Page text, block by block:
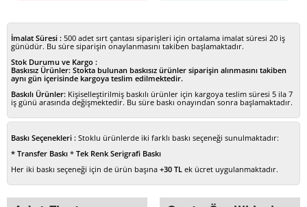
İmalat Süresi : 500 adet sırt çantası siparişleri için ortalama imalat süresi 20 iş
günüdür. Bu süre siparişin onaylanmasını takiben başlamaktadır.
Stok Durumu ve Kargo :
Baskısız Ürünler: Stokta bulunan baskısız ürünler siparişin alınmasını takiben
aynı gün içerisinde kargoya teslim edilmektedir.
Baskılı Ürünler: Kişiselleştirilmiş baskılı ürünler için kargoya teslim süresi 5 ila 7
iş günü arasında değişmektedir. Bu süre baskı onayından sonra başlamaktadır.
Baskı Seçenekleri : Stoklu ürünlerde iki farklı baskı seçeneği sunulmaktadır:
* Transfer Baskı * Tek Renk Serigrafi Baskı
Her iki baskı seçeneği için de ürün başına +30 TL ek ücret uygulanmaktadır.